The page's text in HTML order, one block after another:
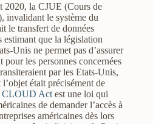
2020, la CJUE (Cours de
invalidant le système du
le transfert de données
estimant que la législation
Unis ne permet pas d’assurer
les personnes concernées
par les Etats-Unis,
était précisément de
CLOUD Act est une loi qui
de demander l’accès à
américaines dès lors